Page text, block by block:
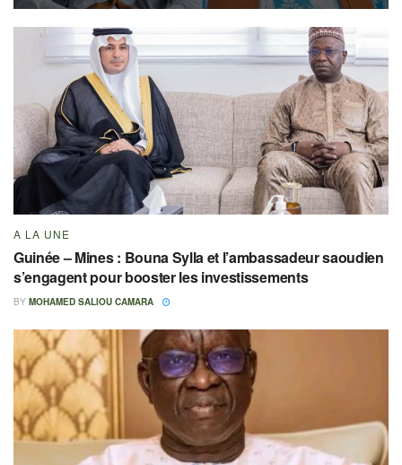
A LA UNE
Guinée – Mines : Bouna Sylla et l’ambassadeur saoudien
s’engagent pour booster les investissements
BY MOHAMED SALIOU CAMARA